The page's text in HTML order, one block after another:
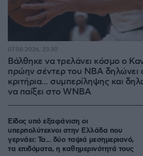
Βάλθηκε να τρελάνει κόσμο ο
πρώην σέντερ του NBA δηλώνει
κριτήρια... συμπερίληψης και
να παίξει στο WNBA
07.08.2026, 23:30
Είδος υπό εξαφάνιση οι
υπερπολύτεκνοι στην Ελλάδα που
γερνάει: Τα... δύο ταψιά μεσημεριανό,
τα επιδόματα, η καθημερινότητά τους